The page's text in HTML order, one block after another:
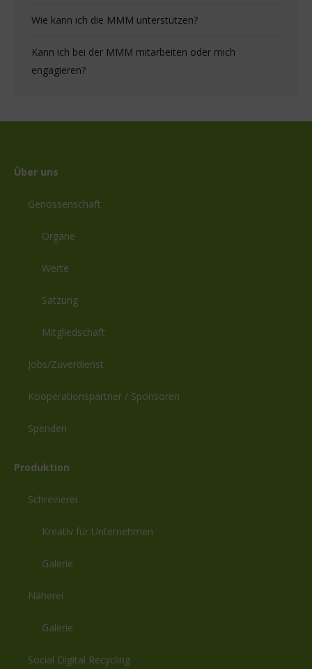
Wie kann ich die MMM unterstützen?
Kann ich bei der MMM mitarbeiten oder mich
engagieren?
Über uns
Genossenschaft
Organe
Werte
Satzung
Mitgliedschaft
Jobs/Zuverdienst
Kooperationspartner / Sponsoren
Spenden
Produktion
Schreinerei
Kreativ für Unternehmen
Galerie
Näherei
Galerie
Social Digital Recycling